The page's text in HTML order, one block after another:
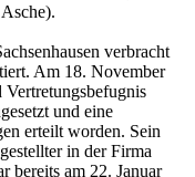
verbracht
Am 18. November
und eine
erteilt worden. Sein
in der Firma
bereits am 22. Januar